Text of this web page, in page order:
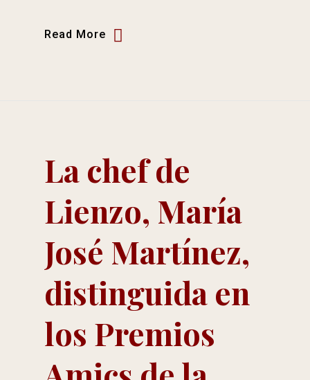
Read More
La chef de
Lienzo, María
José Martínez,
distinguida en
los Premios